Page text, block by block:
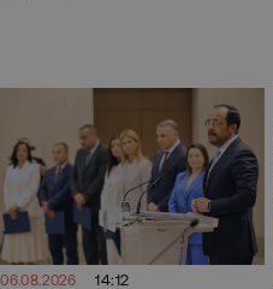
06.08.2026 14:12